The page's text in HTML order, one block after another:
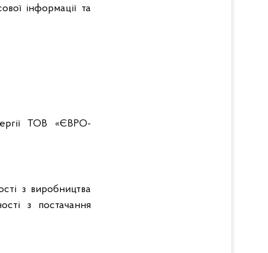
інформації та
ТОВ «ЄВРО-
з виробництва
з постачання